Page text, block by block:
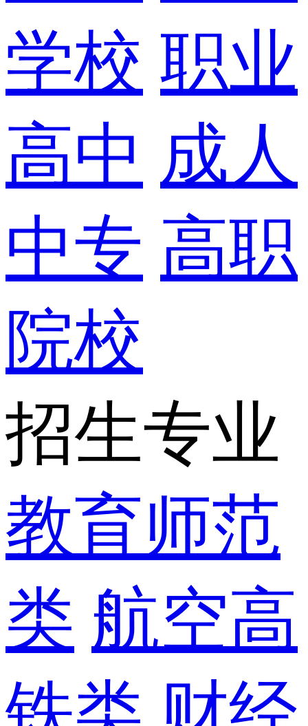
学校 职业
高中 成人
中专 高职
院校
招生专业
教育师范
类 航空高